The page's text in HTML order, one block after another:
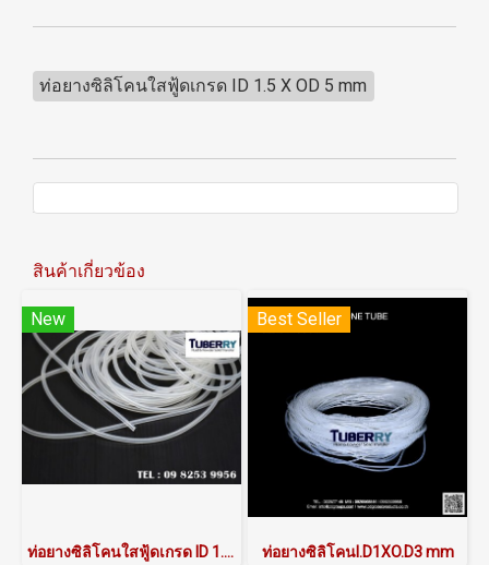
ท่อยางซิลิโคนใสฟู้ดเกรด ID 1.5 X OD 5 mm
สินค้าเกี่ยวข้อง
New
ท่อยางซิลิโคนใสฟู้ดเกรด ID 1.5 X OD 3 mm
Best Seller
ท่อยางซิลิโคนI.D1XO.D3 mm